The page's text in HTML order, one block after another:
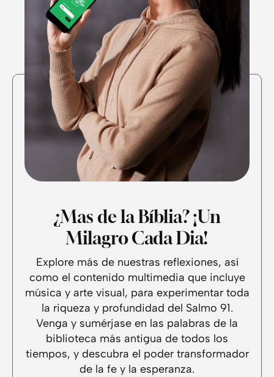
¿Mas de la Bíblia? ¡Un
Milagro Cada Dia!
Explore más de nuestras reflexiones, así
como el contenido multimedia que incluye
música y arte visual, para experimentar toda
la riqueza y profundidad del Salmo 91.
Venga y sumérjase en las palabras de la
biblioteca más antigua de todos los
tiempos, y descubra el poder transformador
de la fe y la esperanza.